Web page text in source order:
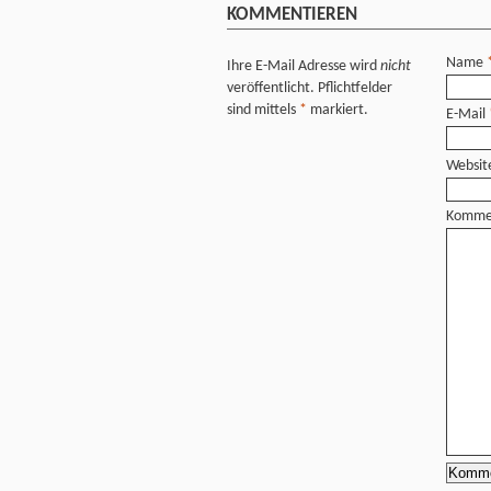
KOMMENTIEREN
Ihre E-Mail Adresse wird nicht
veröffentlicht. Pflichtfelder
sind mittels * markiert.
Name
E-Mail